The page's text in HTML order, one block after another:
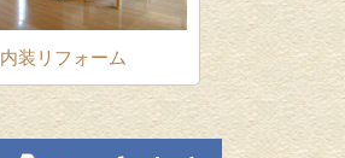
内装リフォーム